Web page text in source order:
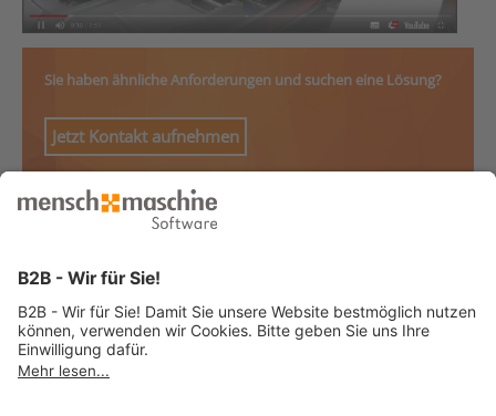
Sie haben ähnliche Anforderungen und suchen eine Lösung?
Jetzt Kontakt aufnehmen